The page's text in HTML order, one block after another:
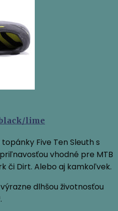
black/lime
Five Ten Sleuth s
vhodné pre MTB
či Dirt. Alebo aj kamkoľvek.
dlhšou životnosťou